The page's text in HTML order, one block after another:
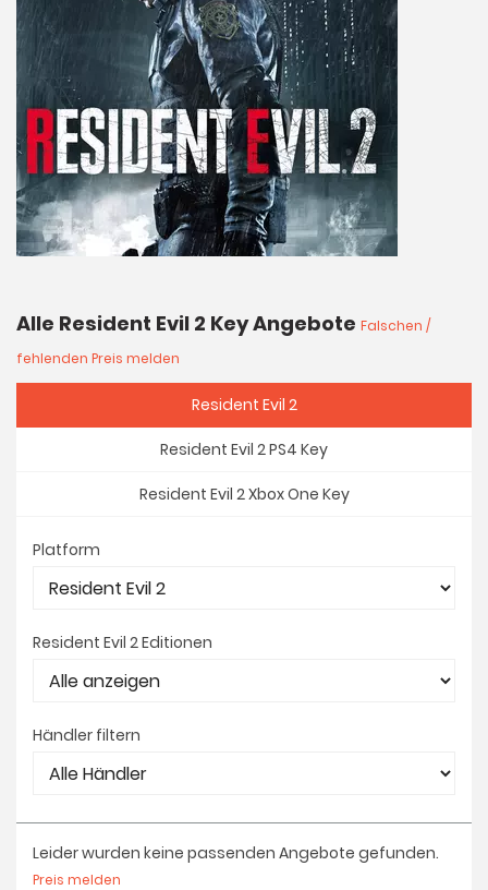
Alle Resident Evil 2 Key Angebote Falschen /
fehlenden Preis melden
Resident Evil 2
Resident Evil 2 PS4 Key
Resident Evil 2 Xbox One Key
Platform
Resident Evil 2 Editionen
Händler filtern
Leider wurden keine passenden Angebote gefunden.
Preis melden